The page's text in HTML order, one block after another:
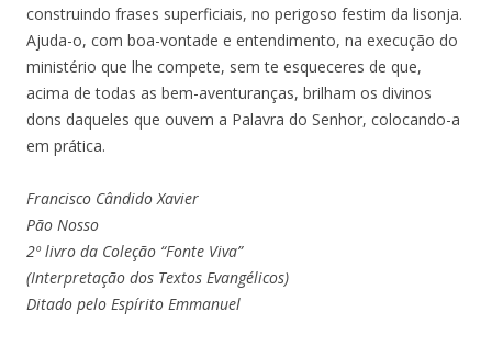
construindo frases superficiais, no perigoso festim da lisonja.
Ajuda-o, com boa-vontade e entendimento, na execução do
ministério que lhe compete, sem te esqueceres de que,
acima de todas as bem-aventuranças, brilham os divinos
dons daqueles que ouvem a Palavra do Senhor, colocando-a
em prática.
Francisco Cândido Xavier
Pão Nosso
2º livro da Coleção “Fonte Viva”
(Interpretação dos Textos Evangélicos)
Ditado pelo Espírito Emmanuel